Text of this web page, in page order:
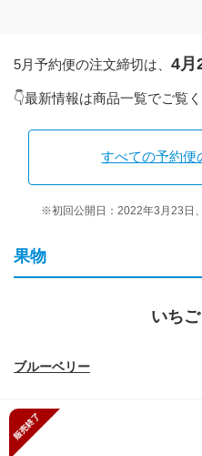
5月予約便の注文締切は、 4月
👇最新情報は商品一覧でご覧
すべての予約便
※初回公開日：2022年3月23日
果物
いち
ブルーベリー